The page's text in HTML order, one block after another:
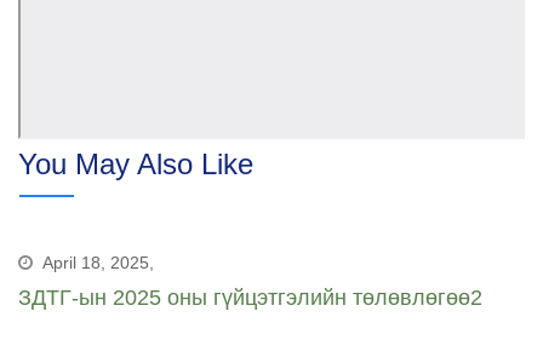
You May Also Like
April 18, 2025,
ЗДТГ-ын 2025 оны гүйцэтгэлийн төлөвлөгөө2